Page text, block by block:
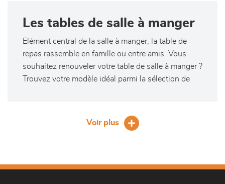
Les tables de salle à manger
Elément central de la salle à manger, la table de
repas rassemble en famille ou entre amis. Vous
souhaitez renouveler votre table de salle à manger ?
Trouvez votre modèle idéal parmi la sélection de
ou non, au design contemporain ou plus classique,
plateau en bois massif (type chêne), en verre ou en
Une large gamme de tables
Voir plus